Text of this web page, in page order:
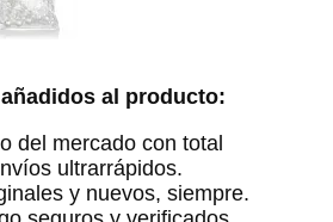
al producto:
del mercado con total
ultrarrápidos.
y nuevos, siempre.